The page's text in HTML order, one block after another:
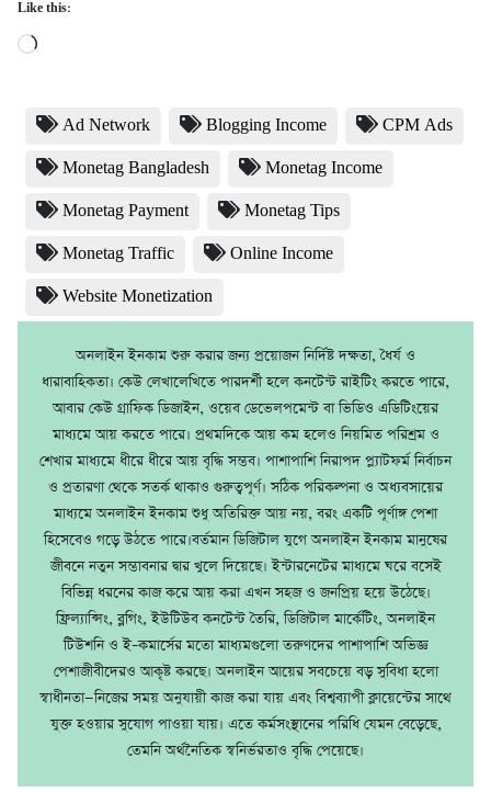
Like this:
Loading…
Ad Network Blogging Income CPM Ads
Monetag Bangladesh Monetag Income
Monetag Payment Monetag Tips
Monetag Traffic Online Income
Website Monetization
অনলাইন ইনকাম শুরু করার জন্য প্রয়োজন নির্দিষ্ট দক্ষতা, ধৈর্য ও
ধারাবাহিকতা। কেউ লেখালেখিতে পারদর্শী হলে কনটেন্ট রাইটিং করতে পারে,
আবার কেউ গ্রাফিক ডিজাইন, ওয়েব ডেভেলপমেন্ট বা ভিডিও এডিটিংয়ের
মাধ্যমে আয় করতে পারে। প্রথমদিকে আয় কম হলেও নিয়মিত পরিশ্রম ও
শেখার মাধ্যমে ধীরে ধীরে আয় বৃদ্ধি সম্ভব। পাশাপাশি নিরাপদ প্ল্যাটফর্ম নির্বাচন
ও প্রতারণা থেকে সতর্ক থাকাও গুরুত্বপূর্ণ। সঠিক পরিকল্পনা ও অধ্যবসায়ের
মাধ্যমে অনলাইন ইনকাম শুধু অতিরিক্ত আয় নয়, বরং একটি পূর্ণাঙ্গ পেশা
হিসেবেও গড়ে উঠতে পারে।বর্তমান ডিজিটাল যুগে অনলাইন ইনকাম মানুষের
জীবনে নতুন সম্ভাবনার দ্বার খুলে দিয়েছে। ইন্টারনেটের মাধ্যমে ঘরে বসেই
বিভিন্ন ধরনের কাজ করে আয় করা এখন সহজ ও জনপ্রিয় হয়ে উঠেছে।
ফ্রিল্যান্সিং, ব্লগিং, ইউটিউব কনটেন্ট তৈরি, ডিজিটাল মার্কেটিং, অনলাইন
টিউশনি ও ই–কমার্সের মতো মাধ্যমগুলো তরুণদের পাশাপাশি অভিজ্ঞ
পেশাজীবীদেরও আকৃষ্ট করছে। অনলাইন আয়ের সবচেয়ে বড় সুবিধা হলো
স্বাধীনতা—নিজের সময় অনুযায়ী কাজ করা যায় এবং বিশ্বব্যাপী ক্লায়েন্টের সাথে
যুক্ত হওয়ার সুযোগ পাওয়া যায়। এতে কর্মসংস্থানের পরিধি যেমন বেড়েছে,
তেমনি অর্থনৈতিক স্বনির্ভরতাও বৃদ্ধি পেয়েছে।